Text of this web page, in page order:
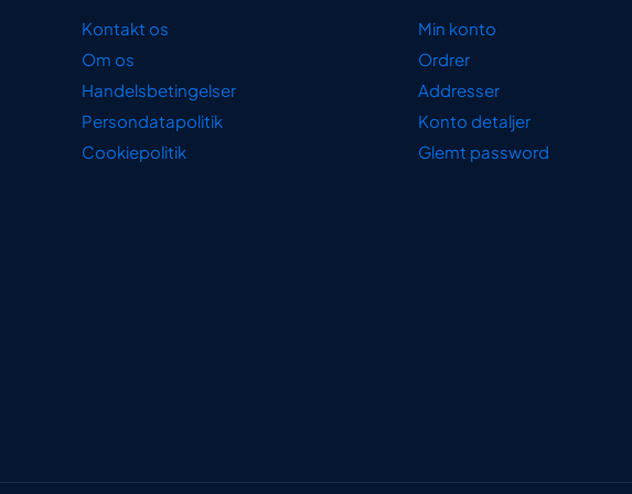
Kontakt os
Om os
Handelsbetingelser
Persondatapolitik
Cookiepolitik
Min konto
Ordrer
Addresser
Konto detaljer
Glemt password